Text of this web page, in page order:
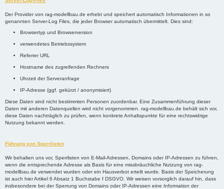
Der Provider von rag-modellbau.de erhebt und speichert automatisch Informationen in so
genannten Server-Log Files, die jeder Browser automatisch übermittelt. Dies sind:
Browsertyp und Browserversion
verwendetes Betriebssystem
Referrer URL
Hostname des zugreifenden Rechners
Uhrzeit der Serveranfrage
IP-Adresse (ggf. gekürzt / anonymisiert)
Diese Daten sind nicht bestimmten Personen zuordenbar. Eine Zusammenführung dieser
Daten mit anderen Datenquellen wird nicht vorgenommen. rag-modellbau.de behält sich vor,
diese Daten nachträglich zu prüfen, wenn konkrete Anhaltspunkte für eine rechtswidrige
Nutzung bekannt werden.
Führung von Sperrlisten
Wir behalten uns vor, Sperrlisten von E-Mail-Adressen, Domains oder IP-Adressen zu führen,
wenn die entsprechende Adresse als Basis für eine missbräuchliche Nutzung von rag-
modellbau.de verwendet wurden oder ein Hausverbot erteilt wurde. Basis der Speicherung
ist auch hier Artikel 6 Absatz 1 Buchstabe f DSGVO. Wir weisen vorsorglich darauf hin, dass
insbesondere bei der Sperrung von Domains oder IP-Adressen eine Information der